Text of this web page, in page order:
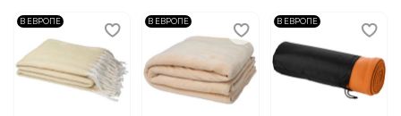
В ЕВРОПЕ В ЕВРОПЕ В ЕВРОПЕ